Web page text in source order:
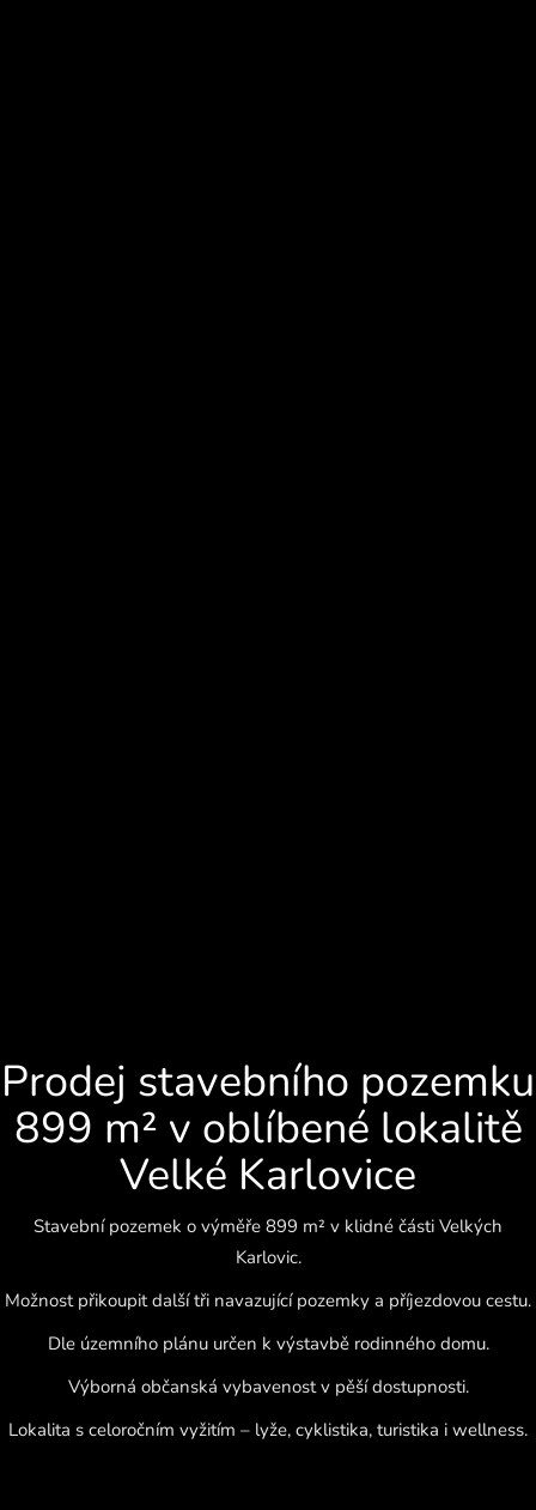
Prodej stavebního pozemku
899 m² v oblíbené lokalitě
Velké Karlovice
Stavební pozemek o výměře 899 m² v klidné části Velkých
Karlovic.
Možnost přikoupit další tři navazující pozemky a příjezdovou cestu.
Dle územního plánu určen k výstavbě rodinného domu.
Výborná občanská vybavenost v pěší dostupnosti.
Lokalita s celoročním vyžitím – lyže, cyklistika, turistika i wellness.